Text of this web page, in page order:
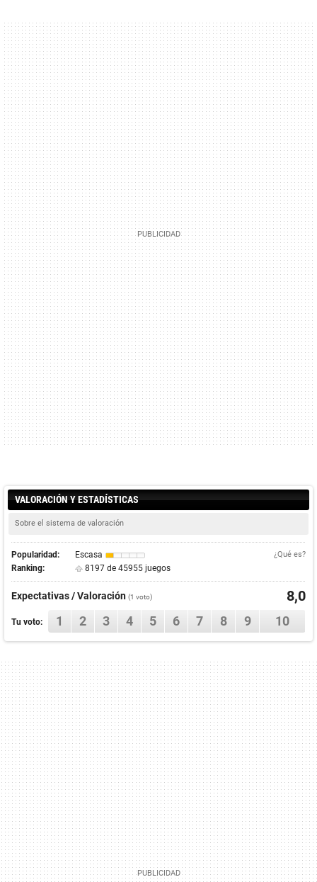
VALORACIÓN Y ESTADÍSTICAS
Sobre el sistema de valoración
Popularidad: Escasa ¿Qué es?
Ranking: 8197 de 45955 juegos
Expectativas / Valoración (1 voto) 8,0
Tu voto: 1 2 3 4 5 6 7 8 9 10